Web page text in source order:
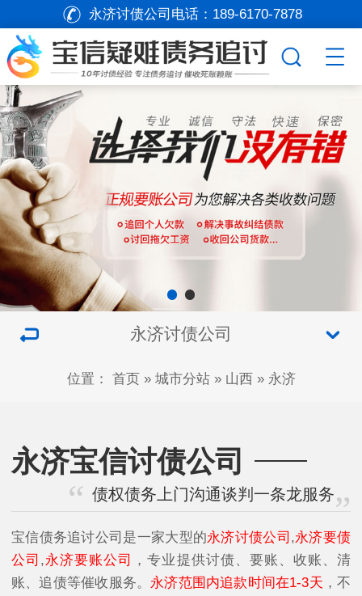
永济讨债公司电话： 189-6170-7878
永济讨债公司
位置： 首页» 城市分站» 山西» 永济
永济宝信讨债公司
债权债务上门沟通谈判一条龙服务
宝信债务追讨公司是一家大型的永济讨债公司 ,永济要债
公司 ,永济要账公司
，专业提供讨债、要账、收账、清
账、追债等催收服务。 永济范围内追款时间在1-3天 ，不